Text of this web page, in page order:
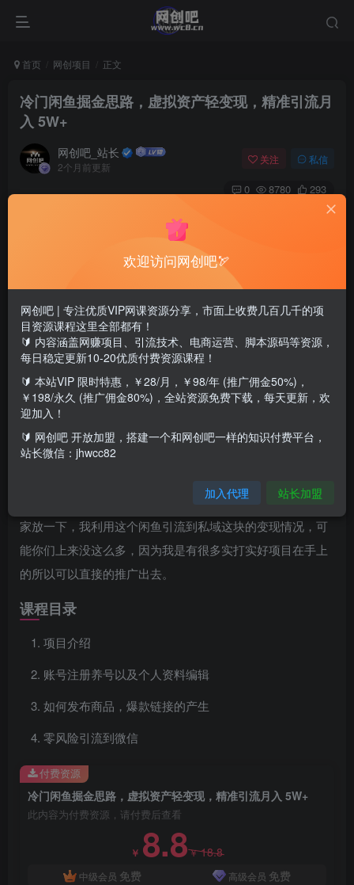
首页 网创项目 正文
冷门闲鱼掘金思路，虚拟资产轻变现，精准引流月
入 5W+
网创吧_站长
2个月前更新
关注 私信
0 8780 293
项目介绍
现新玩法，配合全网项目库，精准引流变现5W+；下面给大
家放一下，我利用这个闲鱼引流到私域这块的变现情况，可
能你们上来没这么多，因为我是有很多实打实好项目在手上
的所以可以直接的推广出去。
课程目录
项目介绍
账号注册养号以及个人资料编辑
如何发布商品，爆款链接的产生
零风险引流到微信
冷门闲鱼掘金思路，虚拟资产轻变现，精准引流月入 5W+
此内容为付费资源，请付费后查看
￥ 8.8￥18.8
中级会员 免费 高级会员 免费
付费资源
欢迎访问网创吧🏹
网创吧 | 专注优质VIP网课资源分享，市面上收费几百几千的项
目资源课程这里全部都有！
🔰 内容涵盖网赚项目、引流技术、电商运营、脚本源码等资源，
每日稳定更新10-20优质付费资源课程！
🔰 本站VIP 限时特惠，￥28/月，￥98/年 (推广佣金50%)，
￥198/永久 (推广佣金80%)，全站资源免费下载，每天更新，欢
迎加入！
🔰 网创吧 开放加盟，搭建一个和网创吧一样的知识付费平台，
站长微信：jhwcc82
加入代理 站长加盟